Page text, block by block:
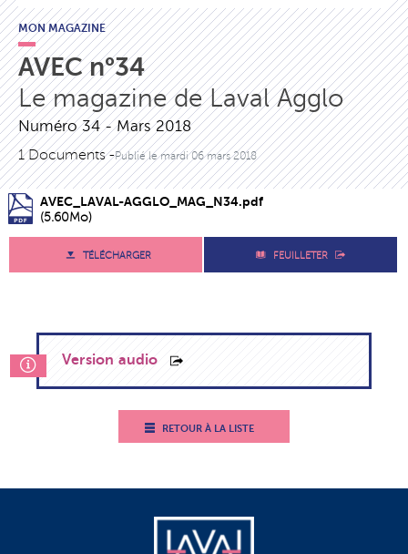
MON MAGAZINE
AVEC n°34
Le magazine de Laval Agglo
Numéro 34 - Mars 2018
1 Documents -Publié lemardi 06 mars 2018
AVEC_LAVAL-AGGLO_MAG_N34.pdf
(5.60Mo)
TÉLÉCHARGER FEUILLETER
Version audio
RETOUR À LA LISTE